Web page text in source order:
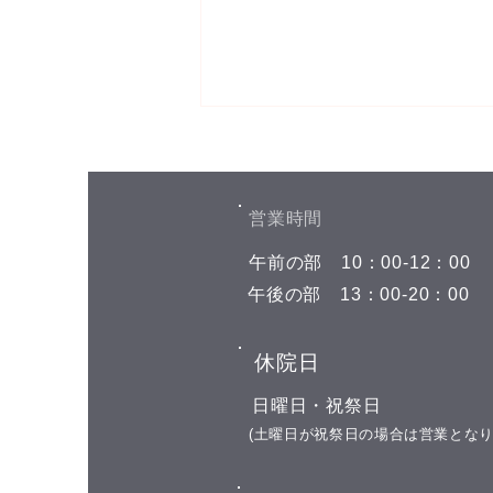
空き状況をお知らせします 8月7
空きがありません 午後の部 空き
がありません 8月8日(土) 午前の
15:00 17:00 18:00 8月9日(日) お
休み 8月10日(月) 午前の部 11:00
午後の部 15:00以降お選び頂けま
す 8月11日(火) 山の日の祝日 お
​営業時間
​午前の部 ​10：00-12：00
​午後の部 ​13：00-20：00
​休院日
​日曜日・祝祭日
​(土曜日が祝祭日の場合は営業とな